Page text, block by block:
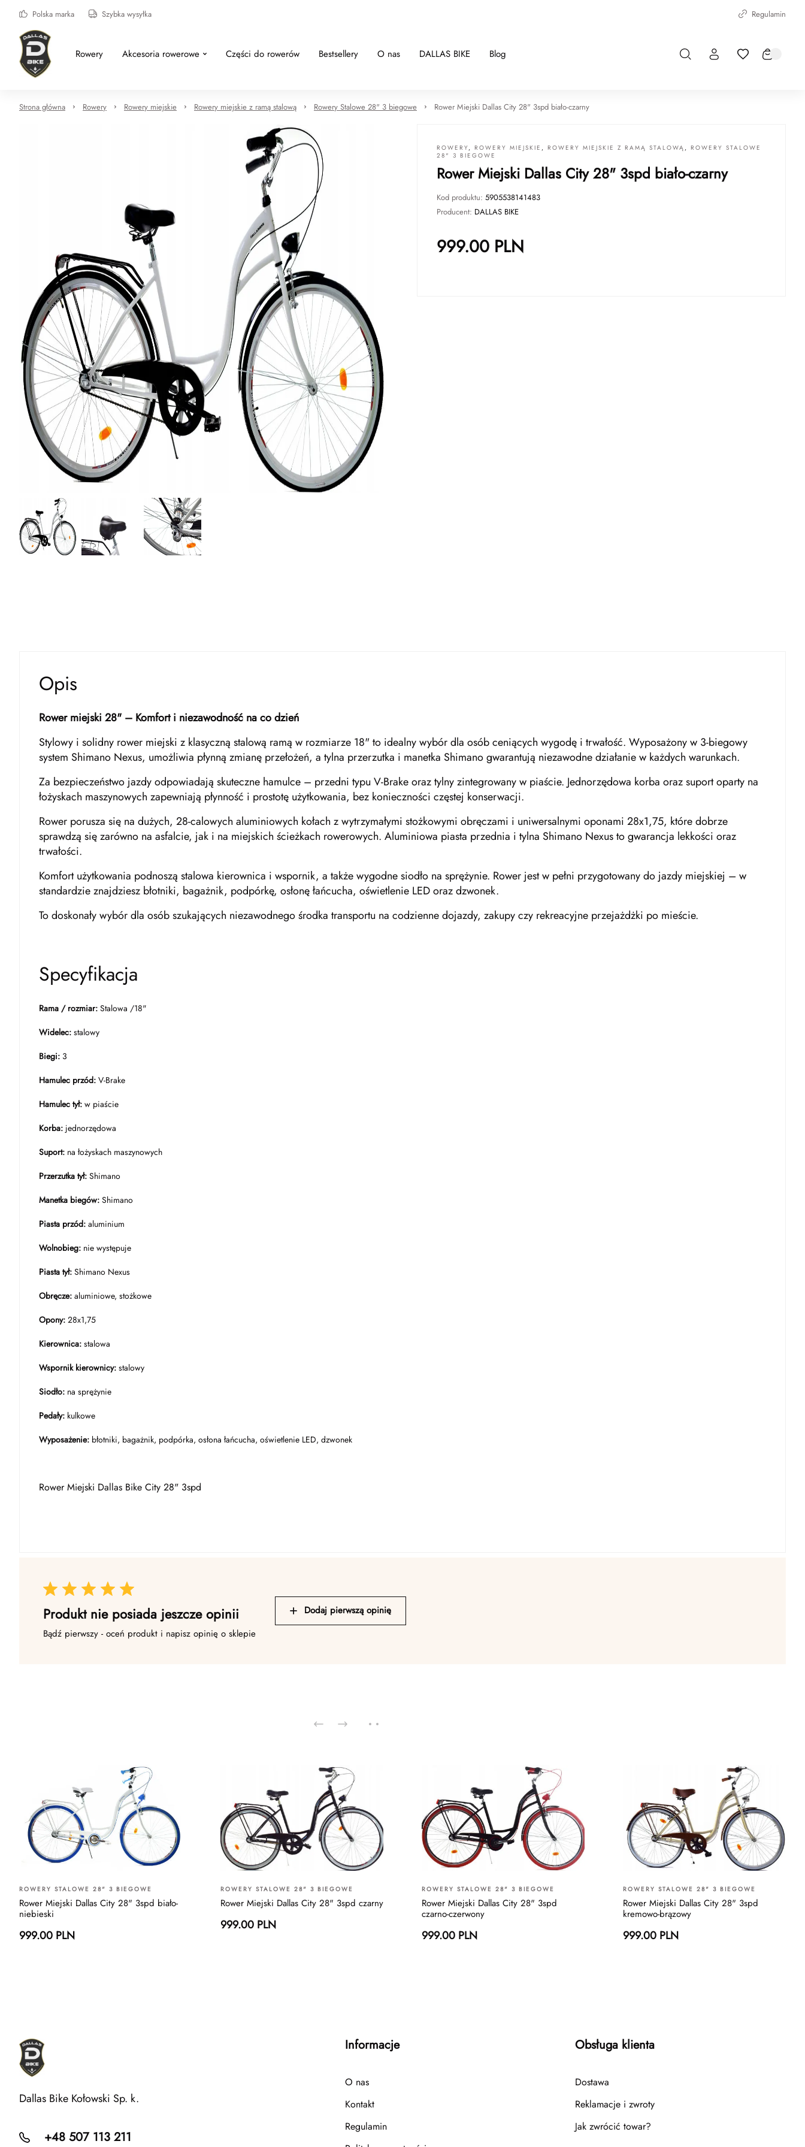
Polska marka Szybka wysyłka Regulamin
Rowery Akcesoria rowerowe Części do rowerów Bestsellery O nas DALLAS BIKE Blog
Strona główna Rowery Rowery miejskie Rowery miejskie z ramą stalową Rowery Stalowe 28" 3 biegowe Rower Miejski Dallas City 28" 3spd biało-czarny
ROWERY, ROWERY MIEJSKIE , ROWERY MIEJSKIE Z RAMĄ STALOWĄ , ROWERY STALOWE
28" 3 BIEGOWE
Rower Miejski Dallas City 28" 3spd biało-czarny
Kod produktu: 5905538141483
Producent: DALLAS BIKE
999.00 PLN
Opis
Rower miejski 28" – Komfort i niezawodność na co dzień
Stylowy i solidny rower miejski z klasyczną stalową ramą w rozmiarze 18" to idealny wybór dla osób ceniących wygodę i trwałość. Wyposażony w 3-biegowy
system Shimano Nexus, umożliwia płynną zmianę przełożeń, a tylna przerzutka i manetka Shimano gwarantują niezawodne działanie w każdych warunkach.
Za bezpieczeństwo jazdy odpowiadają skuteczne hamulce – przedni typu V-Brake oraz tylny zintegrowany w piaście. Jednorzędowa korba oraz suport oparty na
łożyskach maszynowych zapewniają płynność i prostotę użytkowania, bez konieczności częstej konserwacji.
Rower porusza się na dużych, 28-calowych aluminiowych kołach z wytrzymałymi stożkowymi obręczami i uniwersalnymi oponami 28x1,75, które dobrze
sprawdzą się zarówno na asfalcie, jak i na miejskich ścieżkach rowerowych. Aluminiowa piasta przednia i tylna Shimano Nexus to gwarancja lekkości oraz
trwałości.
Komfort użytkowania podnoszą stalowa kierownica i wspornik, a także wygodne siodło na sprężynie. Rower jest w pełni przygotowany do jazdy miejskiej – w
standardzie znajdziesz błotniki, bagażnik, podpórkę, osłonę łańcucha, oświetlenie LED oraz dzwonek.
To doskonały wybór dla osób szukających niezawodnego środka transportu na codzienne dojazdy, zakupy czy rekreacyjne przejażdżki po mieście.
Specyfikacja
Rama / rozmiar: Stalowa /18"
Widelec: stalowy
Biegi: 3
Hamulec przód: V-Brake
Hamulec tył: w piaście
Korba: jednorzędowa
Suport: na łożyskach maszynowych
Przerzutka tył: Shimano
Manetka biegów: Shimano
Piasta przód: aluminium
Wolnobieg: nie występuje
Piasta tył: Shimano Nexus
Obręcze: aluminiowe, stożkowe
Opony: 28x1,75
Kierownica: stalowa
Wspornik kierownicy: stalowy
Siodło: na sprężynie
Pedały: kulkowe
Wyposażenie: błotniki, bagażnik, podpórka, osłona łańcucha, oświetlenie LED, dzwonek
Rower Miejski Dallas Bike City 28" 3spd
Produkt nie posiada jeszcze opinii
Bądź pierwszy - oceń produkt i napisz opinię o sklepie
Dodaj pierwszą opinię
ROWERY STALOWE 28" 3 BIEGOWE
Rower Miejski Dallas City 28" 3spd biało-
niebieski
999.00 PLN
ROWERY STALOWE 28" 3 BIEGOWE
Rower Miejski Dallas City 28" 3spd czarny
999.00 PLN
ROWERY STALOWE 28" 3 BIEGOWE
Rower Miejski Dallas City 28" 3spd
czarno-czerwony
999.00 PLN
ROWERY STALOWE 28" 3 BIEGOWE
Rower Miejski Dallas City 28" 3spd
kremowo-brązowy
999.00 PLN
Dallas Bike Kołowski Sp. k.
+48 507 113 211
Informacje
O nas
Kontakt
Regulamin
Obsługa klienta
Dostawa
Reklamacje i zwroty
Jak zwrócić towar?